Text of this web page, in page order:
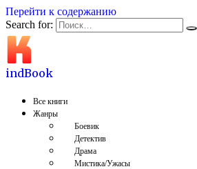
Перейти к содержанию
Search for:
indBook
Все книги
Жанры
Боевик
Детектив
Драма
Мистика/Ужасы